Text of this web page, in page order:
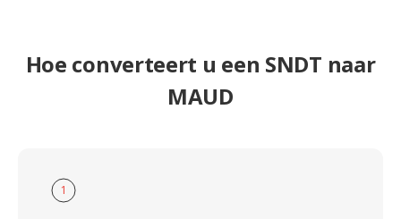
Hoe converteert u een SNDT naar
MAUD
1